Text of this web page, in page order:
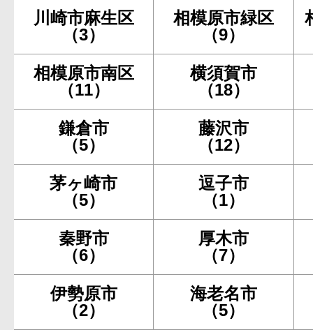
川崎市麻生区
（3）
相模原市緑区
（9）
相模原市南区
（11）
横須賀市
（18）
鎌倉市
（5）
藤沢市
（12）
茅ヶ崎市
（5）
逗子市
（1）
秦野市
（6）
厚木市
（7）
伊勢原市
（2）
海老名市
（5）